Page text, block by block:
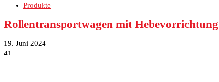
Produkte
Rollentransportwagen mit Hebevorrichtung
19. Juni 2024
41